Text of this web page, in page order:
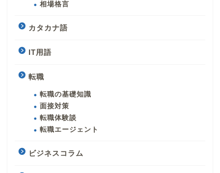
相場格言
カタカナ語
IT用語
転職
転職の基礎知識
面接対策
転職体験談
転職エージェント
ビジネスコラム